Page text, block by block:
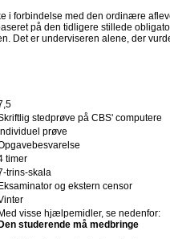
i forbindelse med den ordinære
på den tidligere stillede
Det er underviseren alene, der
stedprøve på CBS' computere
Individuel prøve
timer
trins-skala
Eksaminator og ekstern censor
Med visse hjælpemidler, se nedenfor:
Den studerende må medbringe